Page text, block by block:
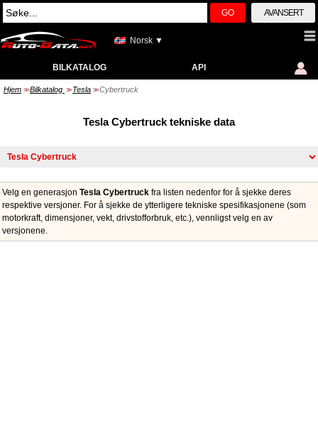
GO AVANSERT
Norsk ▼
BILKATALOG API
Hjem >> Bilkatalog >> Tesla >> Cybertruck
Tesla Cybertruck tekniske data
Velg en generasjon Tesla Cybertruck fra listen nedenfor for å sjekke deres
respektive versjoner. For å sjekke de ytterligere tekniske spesifikasjonene (som
motorkraft, dimensjoner, vekt, drivstofforbruk, etc.), vennligst velg en av
versjonene.